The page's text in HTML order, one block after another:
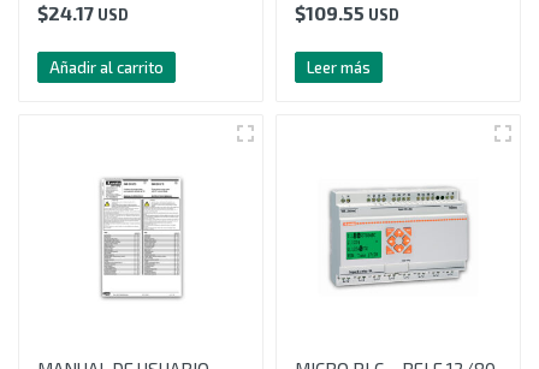
$24.17 USD
Añadir al carrito
$109.55 USD
Leer más